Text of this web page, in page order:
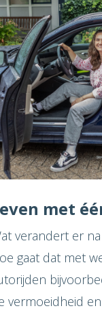
met
verandert er
gaat dat met
vermoeidheid